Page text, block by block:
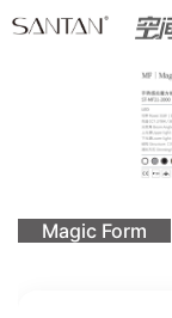
Magic Form